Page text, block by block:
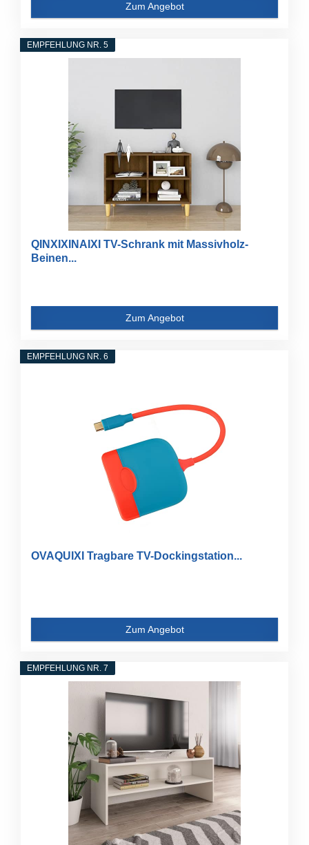
Zum Angebot
EMPFEHLUNG NR. 5
QINXIXINAIXI TV-Schrank mit Massivholz-
Beinen...
Zum Angebot
EMPFEHLUNG NR. 6
OVAQUIXI Tragbare TV-Dockingstation...
Zum Angebot
EMPFEHLUNG NR. 7